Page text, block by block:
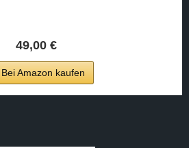
49,00 €
Bei Amazon kaufen